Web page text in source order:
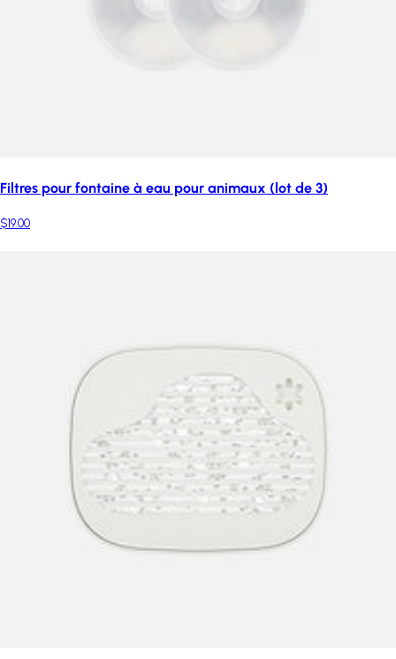
Filtres pour fontaine à eau pour animaux (lot de 3)
$19.00